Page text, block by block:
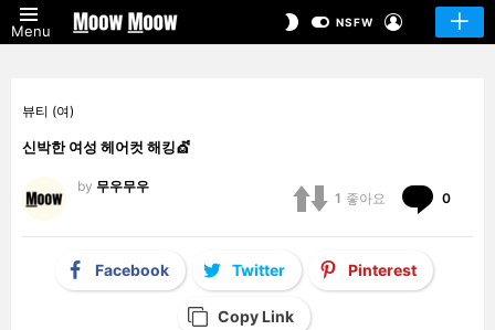
Menu
SWITCHNSFW
뷰티 (여)
신박한 여성 헤어컷 해킹💇
by 무우무우
1 좋아요 0
Facebook Twitter Pinterest
Copy Link